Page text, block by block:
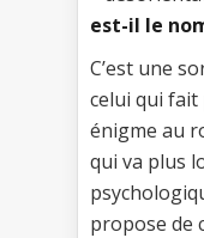
est-il le
C’est une
celui qui fait
énigme au
qui va plus
propose de